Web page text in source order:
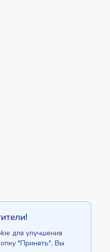
для улучшения
"Принять", Вы